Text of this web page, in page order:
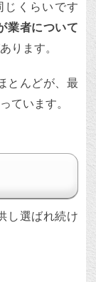
じくらいです
業者について
ります。
とんどが、最
ています。
し選ばれ続け